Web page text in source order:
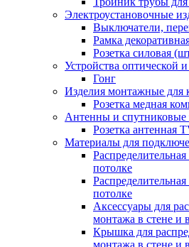
Электроустановочные
Выключатели,
Рамка
Розетка силовая
Устройства оптической
Гонг
Изделия монтажные для
Розетка медная
Антенны и спутниковые
Розетка антенная
Материалы для
потолке
потолке
Аксессуары для
монтажа в стене и
Крышка для
монтажа в стене и